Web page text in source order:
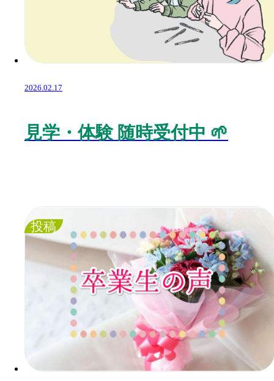
2026.02.17
見学・体験 随時受付中 🌱
投稿